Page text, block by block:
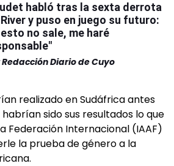
habló tras la sexta derrota
y puso en juego su futuro:
esto no sale, me haré
Redacción Diario de Cuyo
realizado en Sudáfrica antes
sido sus resultados lo que
Federación Internacional (IAAF)
la prueba de género a la